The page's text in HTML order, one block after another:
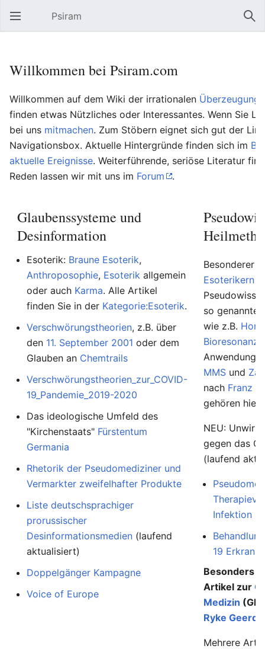
Hauptmenü öffnen Psiram
Willkommen bei Psiram.com
Willkommen auf dem Wiki der irrationalen
finden etwas Nützliches oder Interessantes. Wenn Sie
bei uns mitmachen. Zum Stöbern eignet sich gut der
Navigationsbox. Aktuelle Hintergründe finden sich im
aktuelle Ereignisse. Weiterführende, seriöse Literatur
Reden lassen wir mit uns im Forum .
Glaubenssysteme und
Desinformation
Esoterik: Braune Esoterik,
Anthroposophie, Esoterik allgemein
oder auch Karma. Alle Artikel
finden Sie in der Kategorie:Esoterik.
Verschwörungstheorien, z.B. über
den 11. September 2001 oder dem
Glauben an Chemtrails
Verschwörungstheorien_zur_COVID-
19_Pandemie_2019-2020
Das ideologische Umfeld des
"Kirchenstaats" Fürstentum
Germania
Rhetorik der Pseudomediziner und
Vermarkter zweifelhafter Produkte
Liste deutschsprachiger
prorussischer
Desinformationsmedien (laufend
aktualisiert)
Doppelgänger Kampagne
Voice of Europe
Besonderer
Esoterikern
so genannte
wie z.B.
Bioresonanz
MMS und
nach Franz
gehören
NEU:
gegen das
(laufend
Infektion
19
Besonders
Artikel zur
Medizin
Ryke Geerd
Mehrere